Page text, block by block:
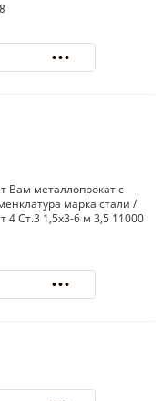
Вам металлопрокат с
марка стали /
4 Ст.3 1,5х3-6 м 3,5 11000